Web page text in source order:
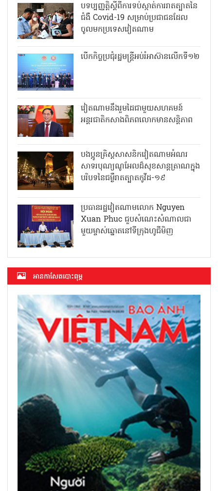
បទប្បញ្ញត្តិស្តីពីការទប់ស្កាត់ការរាតត្បាតនៃ
ជំងឺ Covid-19 សម្រាប់ប្រជាជនដែល
ចូលមកប្រទេសវៀតណាម
បើកកិច្ចប្រជុំរដ្ឋមន្ត្រីអប់រំអាស៊ានលើកទី១២
វៀតណាមនឹងរួមដៃជាមួយសហគមន៍
អន្តរជាតិកសាងពិភពលោកមានសន្តិភាព
បងប្អូនគ្រិស្តសាសនិកវៀតណាមអំណរ
សាទរបុណ្យណូអែលដ៏សុខសាន្តត្រាណក្នុង
បរិបទនៃជម្ងឺរាតត្បាតកូវីដ-១៩
ប្រធានរដ្ឋវៀតណាមលោក Nguyen
Xuan Phuc ជួបសំណេះសំណាលជា
មួយម្ចាស់ឆ្នោតនៅទីក្រុងហូជីមិញ
អាន​កាសែត​បោះពុម្ភ